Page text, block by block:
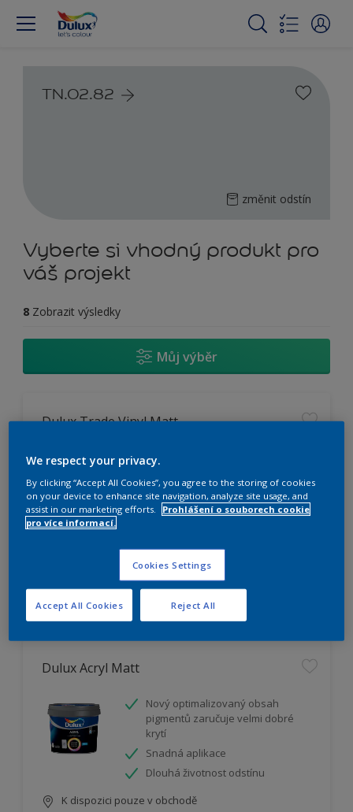
TN.02.82
změnit odstín
Vyberte si vhodný produkt pro
váš projekt
8 Zobrazit výsledky
Můj výběr
Dulux Trade Vinyl Matt
Omyvatelný
Vysoká otěruodolnost
Extrémní vydatnost
Dulux Acryl Matt
Nový optimalizovaný obsah
pigmentů zaručuje velmi dobré
krytí
Snadná aplikace
Dlouhá životnost odstínu
K dispozici pouze v obchodě
We respect your privacy.
By clicking “Accept All Cookies”, you agree to the storing of cookies
on your device to enhance site navigation, analyze site usage, and
assist in our marketing efforts.
Prohlášení o souborech cookie
pro více informací.
Cookies Settings
Reject All
Accept All Cookies